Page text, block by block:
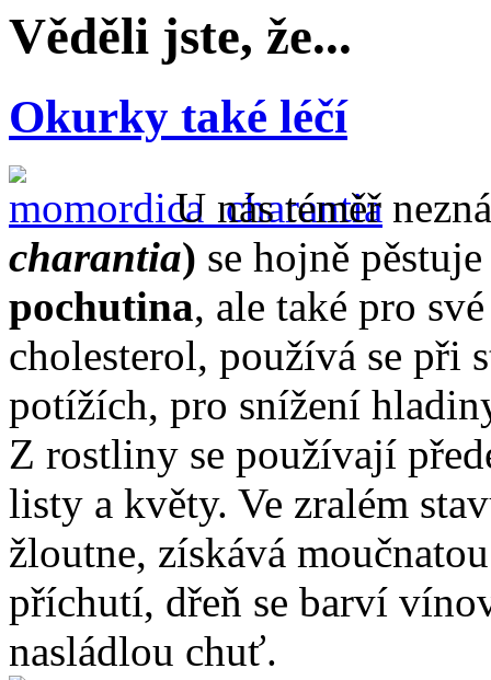
Věděli jste, že...
Okurky také léčí
U nás téměř
charantia) se hojně
pochutina, ale také pro
cholesterol, používá se při
potížích, pro snížení
Z rostliny se používají
listy a květy. Ve zralém
žloutne, získává
příchutí, dřeň se barví
nasládlou chuť.